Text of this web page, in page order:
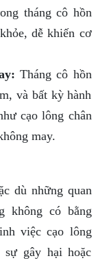
tháng cô hồn
dễ khiến cơ
Tháng cô hồn
và bất kỳ hành
cạo lông chân
may.
dù những quan
không có bằng
việc cạo lông
sự gây hại hoặc